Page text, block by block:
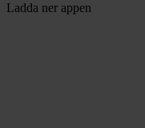
Ladda ner appen